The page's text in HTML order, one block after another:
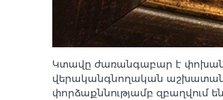
Կտավը ժառանգաբար է
վերականգնողական
փորձաքննությամբ զբաղվում